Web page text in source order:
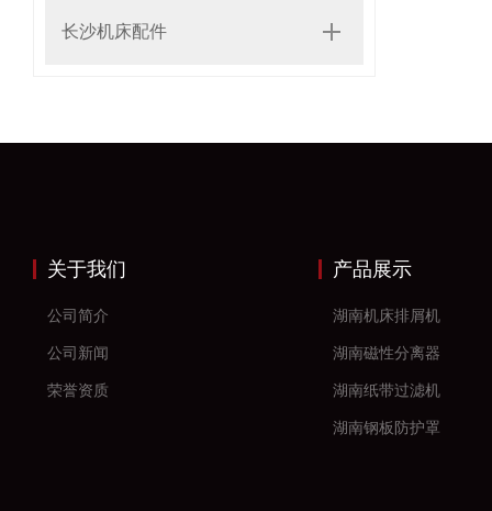
长沙机床配件
关于我们
公司简介
公司新闻
荣誉资质
产品展示
湖南机床排屑机
湖南磁性分离器
湖南纸带过滤机
湖南钢板防护罩